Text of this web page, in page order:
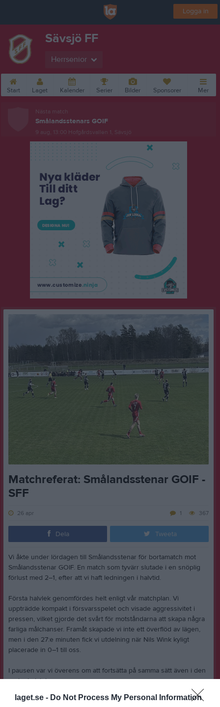
laget.se - Do Not Process My Personal Information
Logga in
Sävsjö FF
Herrsenior
Start Laget Kalender Serier Bilder Sponsorer Mer
Nästa match
Smålandsstenars GOIF
9 aug, 13:00 Hofgårdsvallen 1, Sävsjö
Matchreferat: Smålandsstenar GOIF -
SFF
26 apr 367
1
Dela Tweeta
Vi åkte under lördagen till Smålandsstenar för bortamatch mot
Smålandsstenar GOIF. En match som tyvärr slutade i en snöplig
förlust med 2–1, efter att vi haft ledningen i halvtid.
Första halvlek genomfördes helt enligt vår matchplan. Vi
uppträdde kompakt i försvarsspelet och visade aggressivitet i
pressen, vilket gjorde det svårt för motståndarna att skapa några
farliga målchanser. Framåt skapade vi inte ett överflöd av lägen,
men i den 27:e minuten fick vi utdelning när Nils Wink kyligt
placerade in 0–1 till oss.
I pausen var vi överens om att fortsätta på samma sätt även i den
andra halvleken.
Vi klev ut med en bra känsla och upplevde att motståndarna